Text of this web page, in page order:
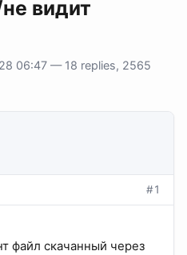
видит
06:47 — 18 replies, 2565
#1
файл скачанный через